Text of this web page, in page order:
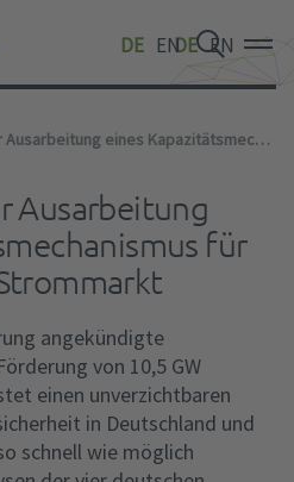
DE EN
DE EN
DE EN
4ÜNB-Studie zur Ausarbeitung eines Kapazitätsmechanismus für den deutschen Strommarkt
Ausarbeitung
für
angekündigte
von 10,5 GW
einen unverzichtbaren
in Deutschland und
schnell wie möglich